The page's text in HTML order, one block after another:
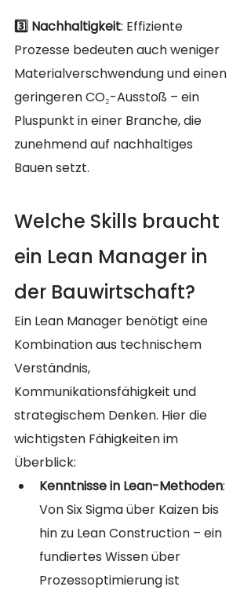
3️⃣ Nachhaltigkeit: Effiziente
Prozesse bedeuten auch weniger
Materialverschwendung und einen
geringeren CO₂-Ausstoß – ein
Pluspunkt in einer Branche, die
zunehmend auf nachhaltiges
Bauen setzt.
Welche Skills braucht
ein Lean Manager in
der Bauwirtschaft?
Ein Lean Manager benötigt eine
Kombination aus technischem
Verständnis,
Kommunikationsfähigkeit und
strategischem Denken. Hier die
wichtigsten Fähigkeiten im
Überblick:
Kenntnisse in Lean-Methoden:
Von Six Sigma über Kaizen bis
hin zu Lean Construction – ein
fundiertes Wissen über
Prozessoptimierung ist